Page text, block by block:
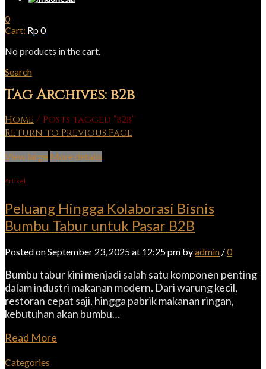
0
Cart: Rp0
No products in the cart.
Search
Tag Archives: b2b
Home / Posts tagged "b2b"
Return to Previous Page
View large More details
Artikel
Peluang Hingga Kolaborasi Bisnis
Bumbu Tabur untuk Pasar B2B
Posted on September 23, 2025 at 12:25 pm byadmin /0
Bumbu tabur kini menjadi salah satu komponen penting
dalam industri makanan modern. Dari warung kecil,
restoran cepat saji, hingga pabrik makanan ringan,
kebutuhan akan bumbu…
Read More
Categories